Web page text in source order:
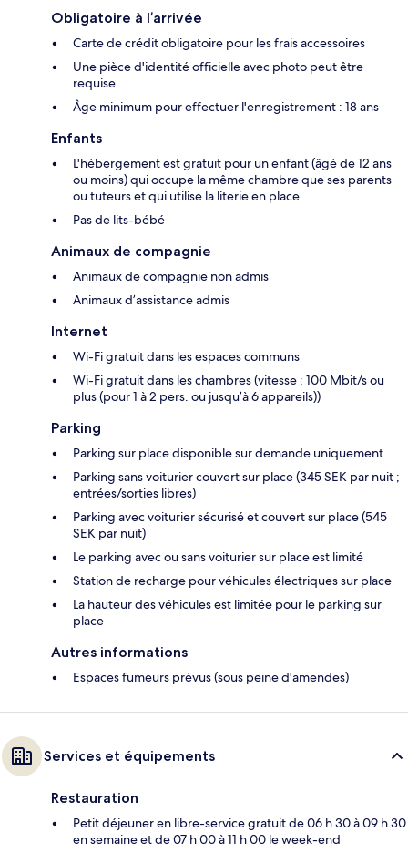
Obligatoire à l’arrivée
Carte de crédit obligatoire pour les frais accessoires
Une pièce d'identité officielle avec photo peut être
requise
Âge minimum pour effectuer l'enregistrement : 18 ans
Enfants
L'hébergement est gratuit pour un enfant (âgé de 12 ans
ou moins) qui occupe la même chambre que ses parents
ou tuteurs et qui utilise la literie en place.
Pas de lits-bébé
Animaux de compagnie
Animaux de compagnie non admis
Animaux d’assistance admis
Internet
Wi-Fi gratuit dans les espaces communs
Wi-Fi gratuit dans les chambres (vitesse : 100 Mbit/s ou
plus (pour 1 à 2 pers. ou jusqu’à 6 appareils))
Parking
Parking sur place disponible sur demande uniquement
Parking sans voiturier couvert sur place (345 SEK par nuit ;
entrées/sorties libres)
Parking avec voiturier sécurisé et couvert sur place (545
SEK par nuit)
Le parking avec ou sans voiturier sur place est limité
Station de recharge pour véhicules électriques sur place
La hauteur des véhicules est limitée pour le parking sur
place
Autres informations
Espaces fumeurs prévus (sous peine d'amendes)
Services et équipements
Restauration
Petit déjeuner en libre-service gratuit de 06 h 30 à 09 h 30
en semaine et de 07 h 00 à 11 h 00 le week-end